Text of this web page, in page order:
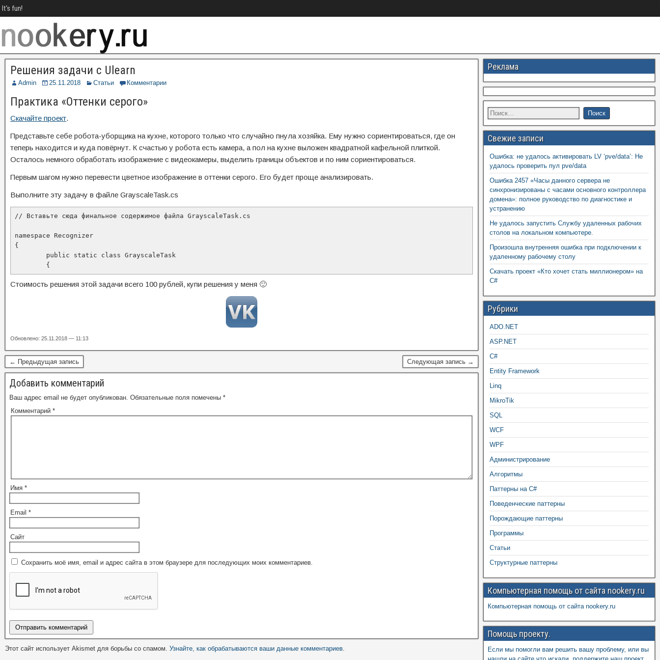
It's fun!
Решения задачи с Ulearn
Admin 25.11.2018 Статьи Комментарии
Практика «Оттенки серого»
Скачайте проект.
Представьте себе робота-уборщика на кухне, которого только что случайно пнула хозяйка. Ему нужно сориентироваться, где он
теперь находится и куда повёрнут. К счастью у робота есть камера, а пол на кухне выложен квадратной кафельной плиткой.
Осталось немного обработать изображение с видеокамеры, выделить границы объектов и по ним сориентироваться.
Первым шагом нужно перевести цветное изображение в оттенки серого. Его будет проще анализировать.
Выполните эту задачу в файле GrayscaleTask.cs
// Вставьте сюда финальное содержимое файла GrayscaleTask.cs
namespace Recognizer
{
	{
Стоимость решения этой задачи всего 100 рублей, купи решения у меня 🙂
Обновлено: 25.11.2018 — 11:13
← Предыдущая запись Следующая запись →
Добавить комментарий
Ваш адрес email не будет опубликован. Обязательные поля помечены *
Комментарий *
Имя *
Email *
Сайт
Сохранить моё имя, email и адрес сайта в этом браузере для последующих моих комментариев.
Этот сайт использует Akismet для борьбы со спамом. Узнайте, как обрабатываются ваши данные комментариев.
Реклама
Свежие записи
Ошибка: не удалось активировать LV ‘pve/data’: Не
удалось проверить пул pve/data
Ошибка 2457 «Часы данного сервера не
синхронизированы с часами основного контроллера
домена»: полное руководство по диагностике и
устранению
Не удалось запустить Службу удаленных рабочих
столов на локальном компьютере.
Произошла внутренняя ошибка при подключении к
удаленному рабочему столу
Скачать проект «Кто хочет стать миллионером» на
C#
Рубрики
ADO.NET
ASP.NET
C#
Entity Framework
Linq
MikroTik
SQL
WCF
WPF
Администрирование
Алгоритмы
Паттерны на C#
Поведенческие паттерны
Порождающие паттерны
Программы
Статьи
Структурные паттерны
Компьютерная помощь от сайта nookery.ru
Компьютерная помощь от сайта nookery.ru
Помощь проекту.
Если мы помогли вам решить вашу проблему, или вы